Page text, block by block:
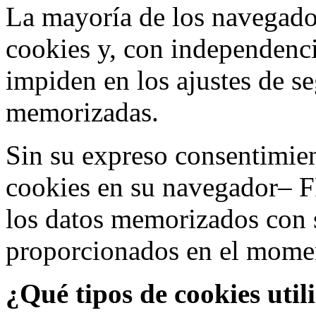
La mayoría de los
cookies y, con
impiden en los ajustes de
memorizadas.
Sin su expreso
cookies en su navegador–
los datos memorizados con
proporcionados en el
¿Qué tipos de cookies